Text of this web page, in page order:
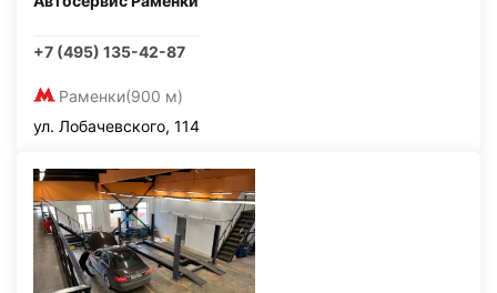
+7 (495) 135-42-87
Раменки(900 м)
ул. Лобачевского, 114